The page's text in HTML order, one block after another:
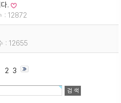
.
: 12872
: 12655
2 3